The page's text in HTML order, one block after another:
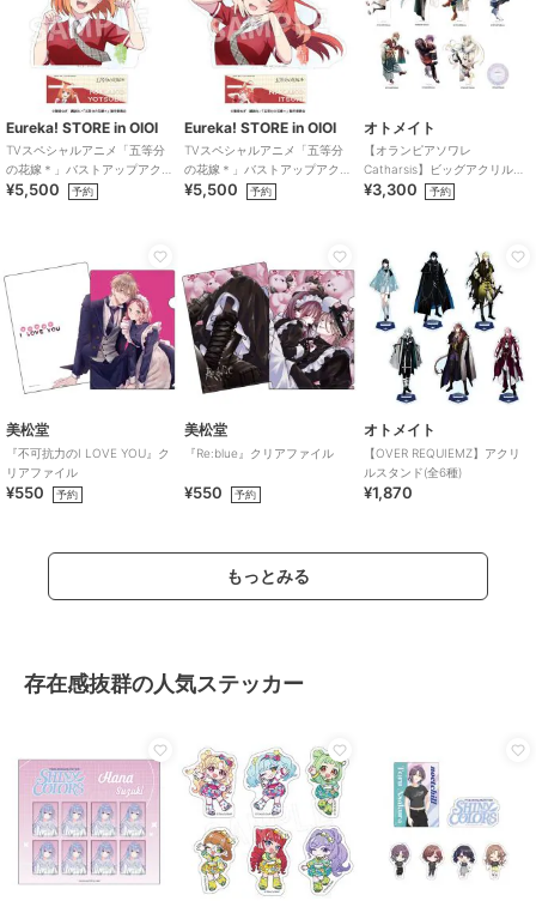
Eureka! STORE in OIOI
TVスペシャルアニメ「五等分
の花嫁＊」バストアップアク
リルメガスタンド 四葉
¥5,500 予約
Eureka! STORE in OIOI
TVスペシャルアニメ「五等分
の花嫁＊」バストアップアク
リルメガスタンド 五月
¥5,500 予約
オトメイト
【オランピアソワレ
Catharsis】ビッグアクリルス
タンド(全7種)
¥3,300 予約
美松堂
『不可抗力のI LOVE YOU』ク
リアファイル
¥550 予約
美松堂
『Re:blue』クリアファイル
¥550 予約
オトメイト
【OVER REQUIEMZ】アクリ
ルスタンド(全6種)
¥1,870
もっとみる
存在感抜群の人気ステッカー